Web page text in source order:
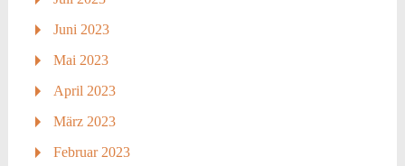
Juni 2023
Mai 2023
April 2023
März 2023
Februar 2023